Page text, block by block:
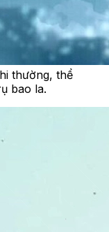
thường, thể
bao la.